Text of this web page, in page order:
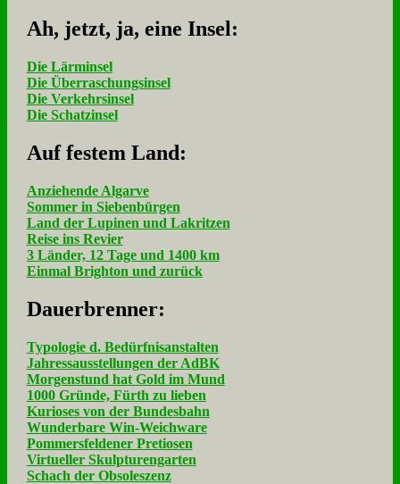
Ah, jetzt, ja, ei­ne In­sel:
Die Lärminsel
Die Überraschungsinsel
Die Verkehrsinsel
Die Schatzinsel
Auf fe­stem Land:
Anziehende Algarve
Sommer in Siebenbürgen
Land der Lupinen und Lakritzen
Reise ins Revier
3 Länder, 12 Tage und 1400 km
Einmal Brighton und zurück
Dau­er­bren­ner:
Typologie d. Bedürfnisanstalten
Jahressausstellungen der AdBK
Morgenstund hat Gold im Mund
1000 Gründe, Fürth zu lieben
Kurioses von der Bundesbahn
Wunderbare Win-Weichware
Pommersfeldener Pretiosen
Virtueller Skulpturengarten
Schach der Obsoleszenz